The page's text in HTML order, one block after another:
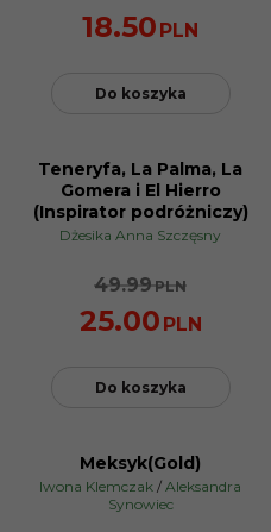
18.50 PLN
Do koszyka
PROMOCJA
Teneryfa, La Palma, La
Gomera i El Hierro
(Inspirator podróżniczy)
Dżesika Anna Szczęsny
49.99PLN
25.00 PLN
Do koszyka
Meksyk(Gold)
Iwona Klemczak / Aleksandra
Synowiec